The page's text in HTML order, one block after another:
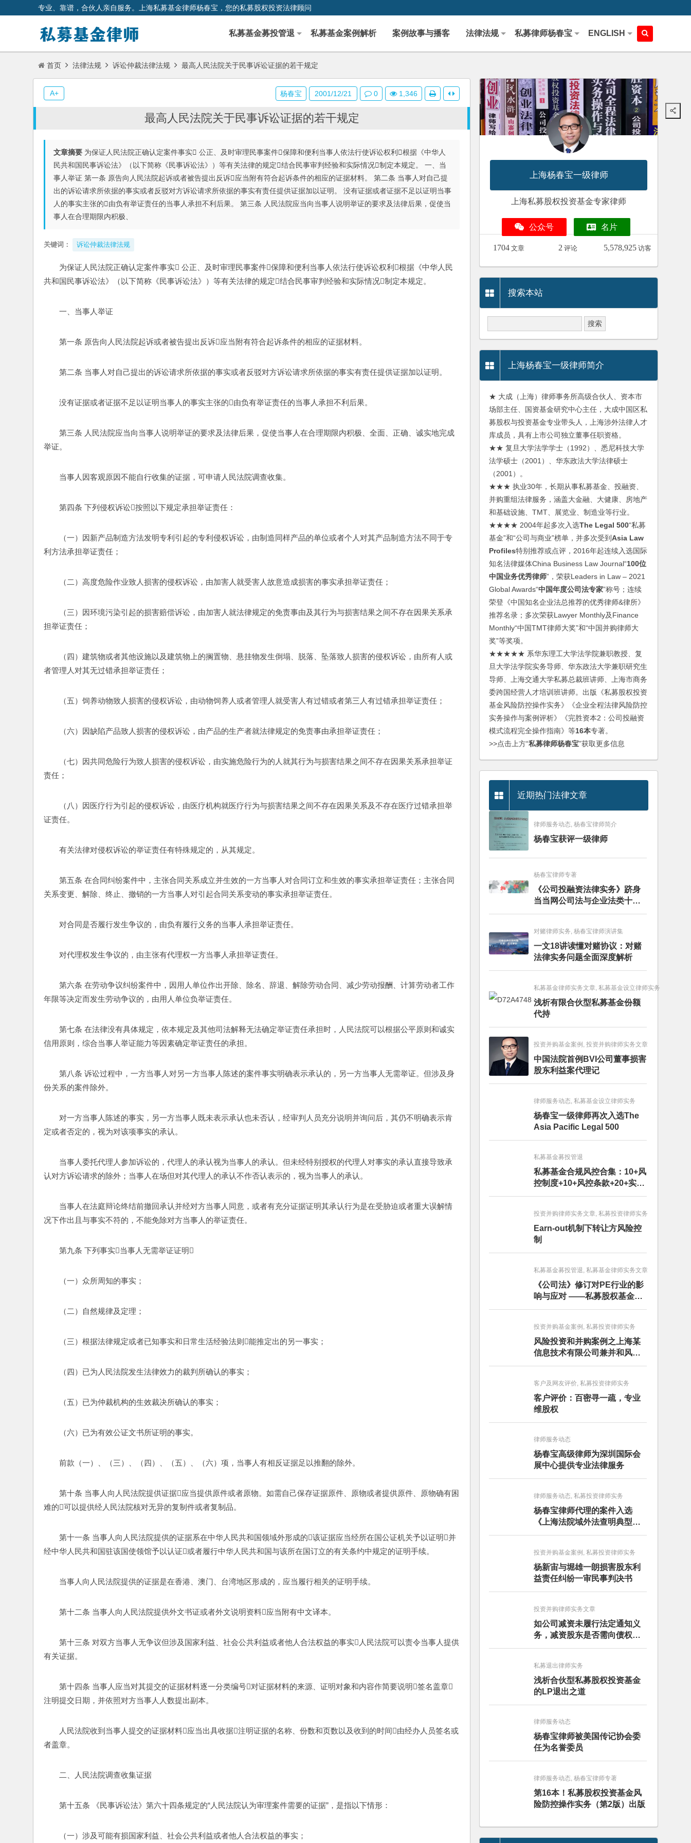
专业、靠谱，合伙人亲自服务。上海私募基金律师杨春宝，您的私募股权投资法律顾问
私募基金募投管退 私募基金案例解析 案例故事与播客 法律法规 私募律师杨春宝 ENGLISH
首页 法律法规 诉讼仲裁法律法规 最高人民法院关于民事诉讼证据的若干规定
最高人民法院关于民事诉讼证据的若干规定
文章摘要 为保证人民法院正确认定案件事实 公正、及时审理民事案件保障和便利当事人依法行使诉讼权利根据《中华人
民共和国民事诉讼法》（以下简称《民事诉讼法》）等有关法律的规定结合民事审判经验和实际情况制定本规定。 一、当
事人举证 第一条 原告向人民法院起诉或者被告提出反诉应当附有符合起诉条件的相应的证据材料。 第二条 当事人对自己提
出的诉讼请求所依据的事实或者反驳对方诉讼请求所依据的事实有责任提供证据加以证明。 没有证据或者证据不足以证明当事
人的事实主张的由负有举证责任的当事人承担不利后果。 第三条 人民法院应当向当事人说明举证的要求及法律后果，促使当
事人在合理期限内积极、
关键词： 诉讼仲裁法律法规
为保证人民法院正确认定案件事实 公正、及时审理民事案件保障和便利当事人依法行使诉讼权利根据《中华人民
共和国民事诉讼法》（以下简称《民事诉讼法》）等有关法律的规定结合民事审判经验和实际情况制定本规定。
一、当事人举证
第一条 原告向人民法院起诉或者被告提出反诉应当附有符合起诉条件的相应的证据材料。
第二条 当事人对自己提出的诉讼请求所依据的事实或者反驳对方诉讼请求所依据的事实有责任提供证据加以证明。
没有证据或者证据不足以证明当事人的事实主张的由负有举证责任的当事人承担不利后果。
第三条 人民法院应当向当事人说明举证的要求及法律后果，促使当事人在合理期限内积极、全面、正确、诚实地完成
举证。
当事人因客观原因不能自行收集的证据，可申请人民法院调查收集。
第四条 下列侵权诉讼按照以下规定承担举证责任：
（一）因新产品制造方法发明专利引起的专利侵权诉讼，由制造同样产品的单位或者个人对其产品制造方法不同于专
利方法承担举证责任；
（二）高度危险作业致人损害的侵权诉讼，由加害人就受害人故意造成损害的事实承担举证责任；
（三）因环境污染引起的损害赔偿诉讼，由加害人就法律规定的免责事由及其行为与损害结果之间不存在因果关系承
担举证责任；
（四）建筑物或者其他设施以及建筑物上的搁置物、悬挂物发生倒塌、脱落、坠落致人损害的侵权诉讼，由所有人或
者管理人对其无过错承担举证责任；
（五）饲养动物致人损害的侵权诉讼，由动物饲养人或者管理人就受害人有过错或者第三人有过错承担举证责任；
（六）因缺陷产品致人损害的侵权诉讼，由产品的生产者就法律规定的免责事由承担举证责任；
（七）因共同危险行为致人损害的侵权诉讼，由实施危险行为的人就其行为与损害结果之间不存在因果关系承担举证
责任；
（八）因医疗行为引起的侵权诉讼，由医疗机构就医疗行为与损害结果之间不存在因果关系及不存在医疗过错承担举
证责任。
有关法律对侵权诉讼的举证责任有特殊规定的，从其规定。
第五条 在合同纠纷案件中，主张合同关系成立并生效的一方当事人对合同订立和生效的事实承担举证责任；主张合同
关系变更、解除、终止、撤销的一方当事人对引起合同关系变动的事实承担举证责任。
对合同是否履行发生争议的，由负有履行义务的当事人承担举证责任。
对代理权发生争议的，由主张有代理权一方当事人承担举证责任。
第六条 在劳动争议纠纷案件中，因用人单位作出开除、除名、辞退、解除劳动合同、减少劳动报酬、计算劳动者工作
年限等决定而发生劳动争议的，由用人单位负举证责任。
第七条 在法律没有具体规定，依本规定及其他司法解释无法确定举证责任承担时，人民法院可以根据公平原则和诚实
信用原则，综合当事人举证能力等因素确定举证责任的承担。
第八条 诉讼过程中，一方当事人对另一方当事人陈述的案件事实明确表示承认的，另一方当事人无需举证。但涉及身
份关系的案件除外。
对一方当事人陈述的事实，另一方当事人既未表示承认也未否认，经审判人员充分说明并询问后，其仍不明确表示肯
定或者否定的，视为对该项事实的承认。
当事人委托代理人参加诉讼的，代理人的承认视为当事人的承认。但未经特别授权的代理人对事实的承认直接导致承
认对方诉讼请求的除外；当事人在场但对其代理人的承认不作否认表示的，视为当事人的承认。
当事人在法庭辩论终结前撤回承认并经对方当事人同意，或者有充分证据证明其承认行为是在受胁迫或者重大误解情
况下作出且与事实不符的，不能免除对方当事人的举证责任。
第九条 下列事实当事人无需举证证明
（一）众所周知的事实；
（二）自然规律及定理；
（三）根据法律规定或者已知事实和日常生活经验法则能推定出的另一事实；
（四）已为人民法院发生法律效力的裁判所确认的事实；
（五）已为仲裁机构的生效裁决所确认的事实；
（六）已为有效公证文书所证明的事实。
前款（一）、（三）、（四）、（五）、（六）项，当事人有相反证据足以推翻的除外。
第十条 当事人向人民法院提供证据应当提供原件或者原物。如需自己保存证据原件、原物或者提供原件、原物确有困
难的可以提供经人民法院核对无异的复制件或者复制品。
第十一条 当事人向人民法院提供的证据系在中华人民共和国领域外形成的该证据应当经所在国公证机关予以证明并
经中华人民共和国驻该国使领馆予以认证或者履行中华人民共和国与该所在国订立的有关条约中规定的证明手续。
当事人向人民法院提供的证据是在香港、澳门、台湾地区形成的，应当履行相关的证明手续。
第十二条 当事人向人民法院提供外文书证或者外文说明资料应当附有中文译本。
第十三条 对双方当事人无争议但涉及国家利益、社会公共利益或者他人合法权益的事实人民法院可以责令当事人提供
有关证据。
第十四条 当事人应当对其提交的证据材料逐一分类编号对证据材料的来源、证明对象和内容作简要说明签名盖章
注明提交日期，并依照对方当事人人数提出副本。
人民法院收到当事人提交的证据材料应当出具收据注明证据的名称、份数和页数以及收到的时间由经办人员签名或
者盖章。
二、人民法院调查收集证据
第十五条 《民事诉讼法》第六十四条规定的“人民法院认为审理案件需要的证据”，是指以下情形：
（一）涉及可能有损国家利益、社会公共利益或者他人合法权益的事实；
杨春宝 2001/12/21 0 1,346
A+
上海杨春宝一级律师
上海私募股权投资基金专家律师
公众号 名片
1704 文章 2 评论 5,578,925 访客
搜索本站
上海杨春宝一级律师简介
★ 大成（上海）律师事务所高级合伙人、资本市
场部主任、国资基金研究中心主任，大成中国区私
募股权与投资基金专业带头人，上海涉外法律人才
库成员，具有上市公司独立董事任职资格。
★★ 复旦大学法学学士（1992）、悉尼科技大学
法学硕士（2001）、华东政法大学法律硕士
（2001）。
★★★ 执业30年，长期从事私募基金、投融资、
并购重组法律服务，涵盖大金融、大健康、房地产
和基础设施、TMT、展览业、制造业等行业。
★★★★ 2004年起多次入选The Legal 500“私募
基金”和“公司与商业”榜单，并多次受到Asia Law
Profiles特别推荐或点评，2016年起连续入选国际
知名法律媒体China Business Law Journal“100位
中国业务优秀律师”，荣获Leaders in Law – 2021
Global Awards“中国年度公司法专家”称号；连续
荣登《中国知名企业法总推荐的优秀律师&律所》
推荐名录；多次荣获Lawyer Monthly及Finance
Monthly“中国TMT律师大奖”和“中国并购律师大
奖”等奖项。
★★★★★ 系华东理工大学法学院兼职教授、复
旦大学法学院实务导师、华东政法大学兼职研究生
导师、上海交通大学私募总裁班讲师、上海市商务
委跨国经营人才培训班讲师。出版《私募股权投资
基金风险防控操作实务》《企业全程法律风险防控
实务操作与案例评析》《完胜资本2：公司投融资
模式流程完全操作指南》等16本专著。
>>点击上方“私募律师杨春宝”获取更多信息
近期热门法律文章
律师服务动态, 杨春宝律师简介
杨春宝获评一级律师
杨春宝律师专著
《公司投融资法律实务》跻身
当当网公司法与企业法类十大
畅销图书榜
对赌律师实务, 杨春宝律师演讲集
一文18讲读懂对赌协议：对赌
法律实务问题全面深度解析
私募基金律师实务文章, 私募基金设立律师实务
浅析有限合伙型私募基金份额
代持
投资并购基金案例, 投资并购律师实务文章
中国法院首例BVI公司董事损害
股东利益案代理记
律师服务动态, 私募基金设立律师实务
杨春宝一级律师再次入选The
Asia Pacific Legal 500
私募基金募投管退
私募基金合规风控合集：10+风
控制度+10+风控条款+20+实务
文章+每月动态
投资并购律师实务文章, 私募投资律师实务
Earn-out机制下转让方风险控
制
私募基金募投管退, 私募基金律师实务文章
《公司法》修订对PE行业的影
响与应对 ——私募股权基金募
投管退篇
投资并购基金案例, 私募投资律师实务
风险投资和并购案例之上海某
信息技术有限公司兼并和风险
投资服务
客户及网友评价, 私募投资律师实务
客户评价：百密寻一疏，专业
维股权
律师服务动态
杨春宝高级律师为深圳国际会
展中心提供专业法律服务
律师服务动态, 私募投资律师实务
杨春宝律师代理的案件入选
《上海法院域外法查明典型案
例》
投资并购基金案例, 私募投资律师实务
杨新宙与堀雄一朗损害股东利
益责任纠纷一审民事判决书
投资并购律师实务文章
如公司减资未履行法定通知义
务，减资股东是否需向债权人
担责？且看最高人民法院怎么
私募退出律师实务
浅析合伙型私募股权投资基金
的LP退出之道
律师服务动态
杨春宝律师被美国传记协会委
任为名誉委员
律师服务动态, 杨春宝律师专著
第16本！私募股权投资基金风
险防控操作实务（第2版）出版